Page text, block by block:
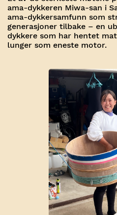
ama-dykkeren Miwa-san i
ama-dykkersamfunn som
generasjoner tilbake – en
dykkere som har hentet
lunger som eneste motor.